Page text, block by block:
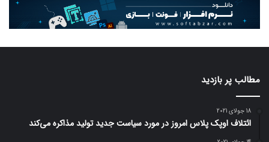
مطالب پر بازدید
18 جولای 2021
ائتلاف اوپک پلاس امروز در مورد سیاست جدید تولید مذاکره می‌کند